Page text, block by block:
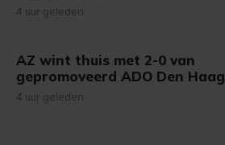
4 uur geleden
AZ wint thuis met 2-0 van
gepromoveerd ADO Den Haag
4 uur geleden